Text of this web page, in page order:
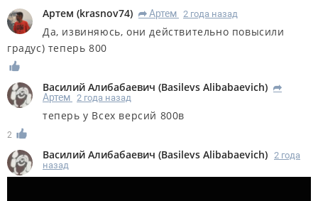
Артем (krasnov74) R Артем 2 года назад
Да, извиняюсь, они действительно повысили
градус) теперь 800
Василий Алибабаевич (Basilevs Alibabaevich) R
Артем 2 года назад
теперь у Всех версий 800в
2
Василий Алибабаевич (Basilevs Alibabaevich) 2 года
назад